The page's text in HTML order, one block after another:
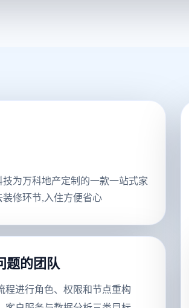
技为万科地产定制的一款一站式家
装修环节,入住方便省心
题的团队
程进行角色、权限和节点重构